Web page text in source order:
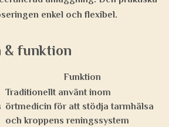
enkel och flexibel.
& funktion
Funktion
Traditionellt använt inom
örtmedicin för att stödja tarmhälsa
och kroppens reningssystem